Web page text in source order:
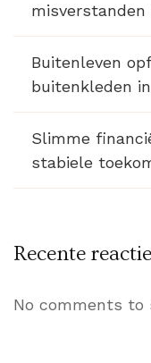
Buitenleven
buitenkleden
Slimme
stabiele
Recente
No comments to